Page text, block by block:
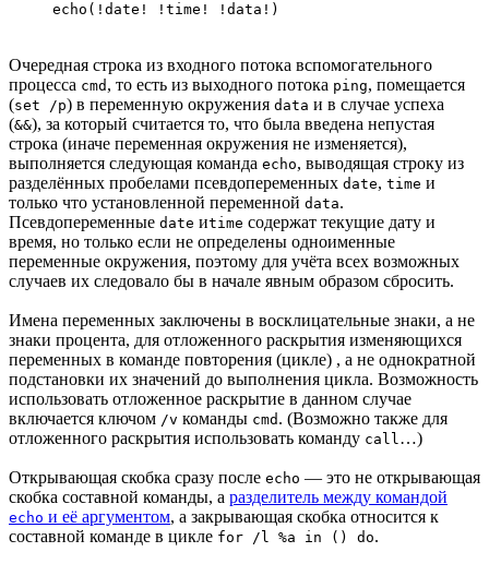
echo(!date! !time! !data!)
Очередная строка из входного потока вспомогательного
процесса cmd , то есть из выходного потока ping, помещается
(set /p) в переменную окружения data и в случае успеха
(&&), за который считается то, что была введена непустая
строка (иначе переменная окружения не изменяется),
выполняется следующая команда echo, выводящая строку из
разделённых пробелами псевдопеременных date, time и
только что установленной переменной data.
Псевдопеременные date иtime содержат текущие дату и
время, но только если не определены одноименные
переменные окружения, поэтому для учёта всех возможных
случаев их следовало бы в начале явным образом сбросить.
Имена переменных заключены в восклицательные знаки, а не
знаки процента, для отложенного раскрытия изменяющихся
переменных в команде повторения (цикле) , а не однократной
подстановки их значений до выполнения цикла. Возможность
использовать отложенное раскрытие в данном случае
включается ключом /v команды cmd . (Возможно также для
отложенного раскрытия использовать команду call …)
Открывающая скобка сразу после echo — это не открывающая
скобка составной команды, а разделитель между командой
echo и её аргументом, а закрывающая скобка относится к
составной команде в цикле for /l %a in () do.